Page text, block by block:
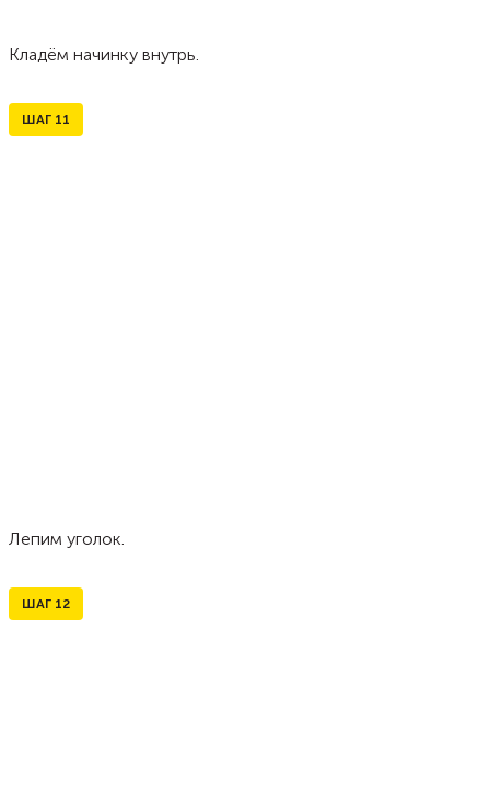
Кладём начинку внутрь.
ШАГ 11
Лепим уголок.
ШАГ 12